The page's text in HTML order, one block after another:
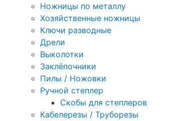
Ножницы по металлу
Хозяйственные ножницы
Ключи разводные
Дрели
Выколотки
Заклёпочники
Пилы / Ножовки
Ручной степлер
Скобы для степлеров
Кабелерезы / Труборезы